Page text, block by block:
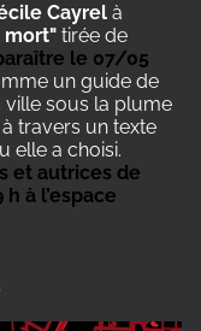
Cayrel à
mort" tirée de
le 07/05
un guide de
sous la plume
travers un texte
elle a choisi.
et autrices de
à l’espace